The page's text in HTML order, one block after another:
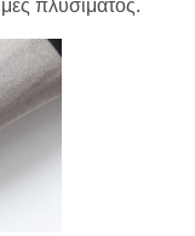
πλυσίματος.